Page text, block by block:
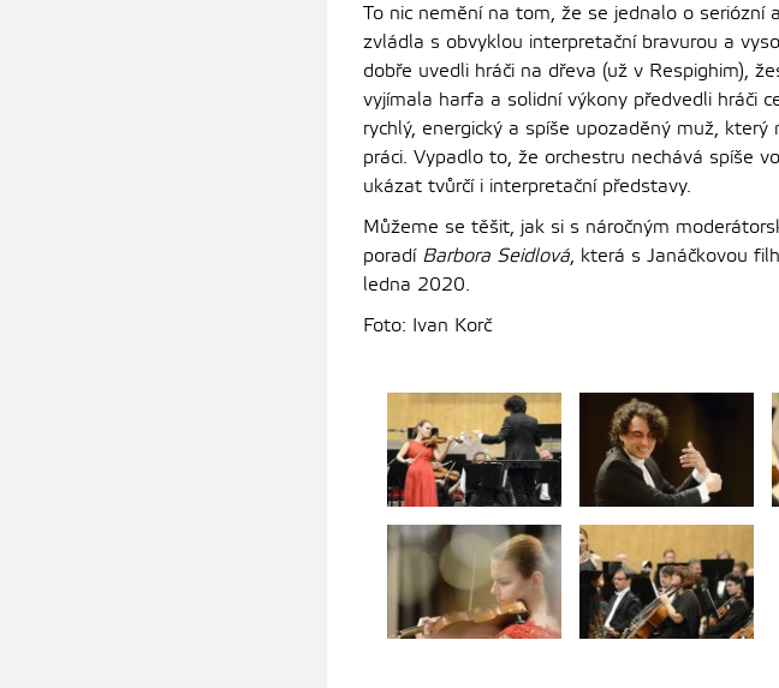
To nic nemění na tom, že se jednalo o
zvládla s obvyklou interpretační bravurou a
dobře uvedli hráči na dřeva (už v Respighim),
vyjímala harfa a solidní výkony předvedli hráči
rychlý, energický a spíše upozaděný muž,
práci. Vypadlo to, že orchestru nechává spíše
ukázat tvůrčí i interpretační představy.
Můžeme se těšit, jak si s náročným
poradí Barbora Seidlová, která s Janáčkovou
ledna 2020.
Foto: Ivan Korč